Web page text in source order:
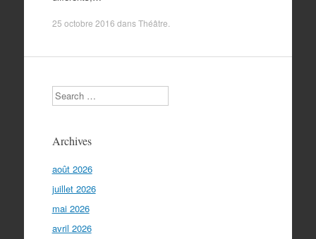
25 octobre 2016 dansThéâtre
Search
Archives
août 2026
juillet 2026
mai 2026
avril 2026